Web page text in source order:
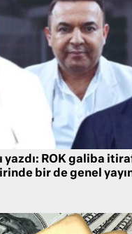
yazdı: ROK galiba
bir de genel